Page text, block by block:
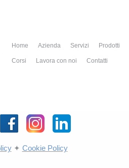
Home Azienda Servizi Prodotti
Corsi Lavora con noi Contatti
✦ Cookie Policy